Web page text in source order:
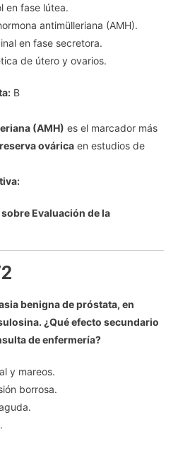
en fase lútea.
antimülleriana (AMH).
en fase secretora.
de útero y ovarios.
B
(AMH) es el marcador más
reserva ovárica en estudios de
sobre Evaluación de la
benigna de próstata, en
¿Qué efecto secundario
de enfermería?
y mareos.
borrosa.